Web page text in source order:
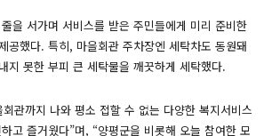
을 서가며 서비스를 받은 주민들에게 미리 준비한
공했다. 특히, 마을회관 주차장엔 세탁차도 동원돼
지 못한 부피 큰 세탁물을 깨끗하게 세탁했다.
관까지 나와 평소 접할 수 없는 다양한 복지서비스
고 즐거웠다”며, “양평군을 비롯해 오늘 참여한 모